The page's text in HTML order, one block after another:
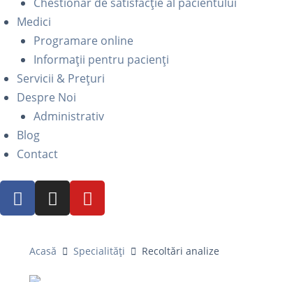
Medici
Programare online
Informații pentru pacienți
Servicii & Prețuri
Despre Noi
Administrativ
Blog
Contact
Acasă Specialități Recoltări analize